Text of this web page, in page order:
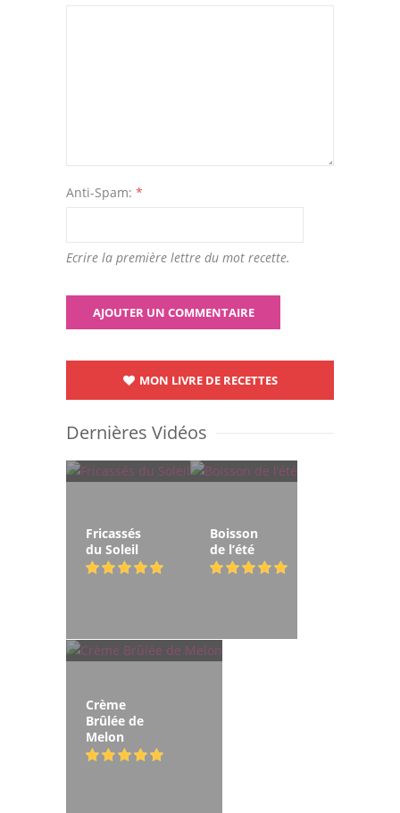
Anti-Spam: *
Ecrire la première lettre du mot recette.
MON LIVRE DE RECETTES
Dernières Vidéos
Fricassés
du Soleil
Boisson
de l’été
Crème
Brûlée de
Melon